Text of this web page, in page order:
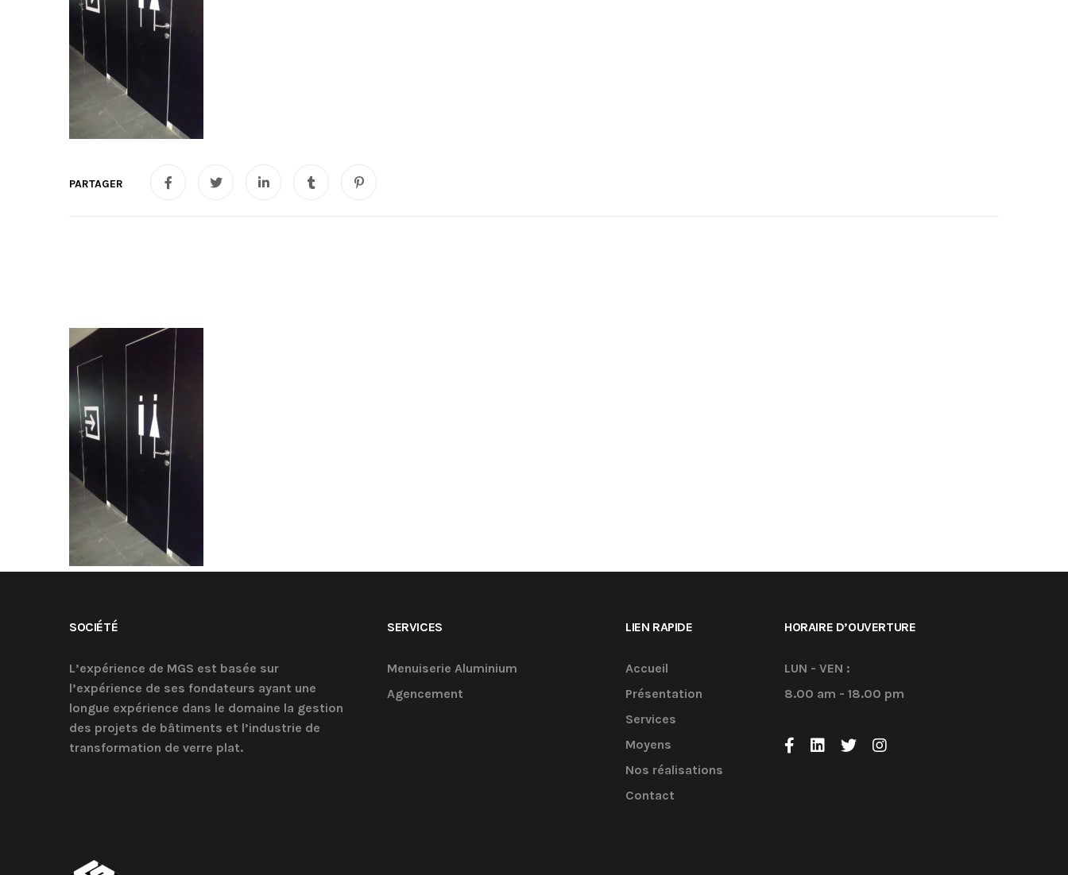
SOCIÉTÉ
L’expérience de MGS est basée sur
l’expérience de ses fondateurs ayant une
longue expérience dans le domaine la gestion
des projets de bâtiments et l’industrie de
transformation de verre plat.
SERVICES
Menuiserie Aluminium
Agencement
LIEN RAPIDE
Accueil
Présentation
Services
Moyens
Nos réalisations
Contact
HORAIRE D’OUVERTURE
LUN - VEN :
8.00 am - 18.00 pm